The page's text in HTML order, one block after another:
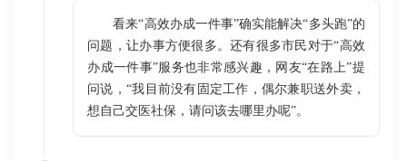
看来“高效办成一件事”确实能解决“多头跑”的
问题，让办事方便很多。还有很多市民对于“高效
办成一件事”服务也非常感兴趣，网友“在路上”提
问说，“我目前没有固定工作，偶尔兼职送外卖，
想自己交医社保，请问该去哪里办呢”。